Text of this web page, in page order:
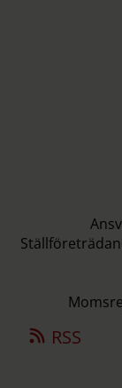
RSS